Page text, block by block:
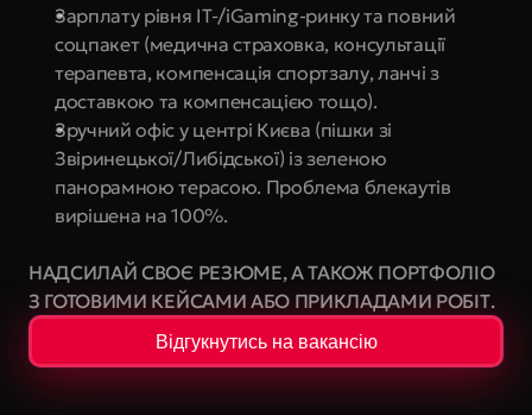
Зарплату рівня IT-/iGaming-ринку та повний
соцпакет (медична страховка, консультації
терапевта, компенсація спортзалу, ланчі з
доставкою та компенсацією тощо).
Зручний офіс у центрі Києва (пішки зі
Звіринецької/Либідської) із зеленою
панорамною терасою. Проблема блекаутів
вирішена на 100%.
НАДСИЛАЙ СВОЄ РЕЗЮМЕ, А ТАКОЖ ПОРТФОЛІО
З ГОТОВИМИ КЕЙСАМИ АБО ПРИКЛАДАМИ РОБІТ.
Відгукнутись на вакансію